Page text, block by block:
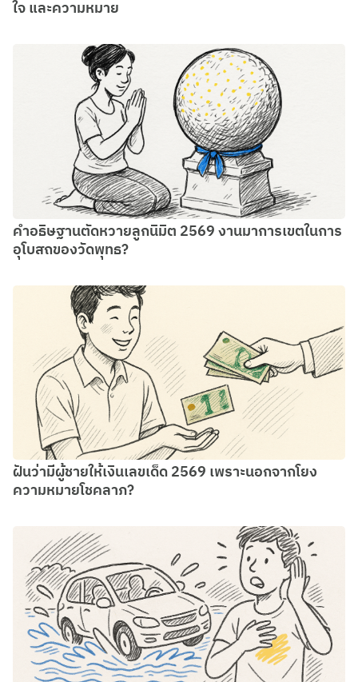
ใจ และความหมาย
คำอธิษฐานตัดหวายลูกนิมิต 2569 งานมาการเขตในการ
อุโบสถของวัดพุทธ?
ฝันว่ามีผู้ชายให้เงินเลขเด็ด 2569 เพราะนอกจากโยง
ความหมายโชคลาภ?